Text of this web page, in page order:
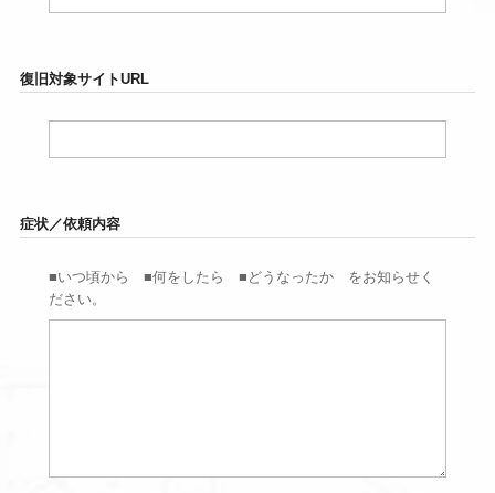
復旧対象サイトURL
症状／依頼内容
■いつ頃から ■何をしたら ■どうなったか をお知らせく
ださい。